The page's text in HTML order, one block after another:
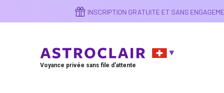
contenu
INSCRIPTION GRATUITE ET SANS
Voyance privée sans file d'attente